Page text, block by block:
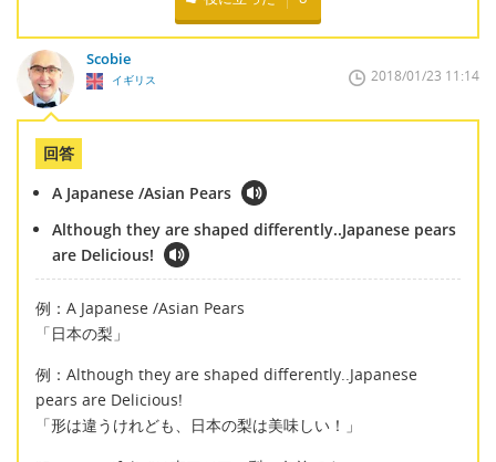
Scobie
イギリス 2018/01/23 11:14
回答
A Japanese /Asian Pears
Although they are shaped differently..Japanese pears
are Delicious!
例：A Japanese /Asian Pears
「日本の梨」
例：Although they are shaped differently..Japanese
pears are Delicious!
「形は違うけれども、日本の梨は美味しい！」